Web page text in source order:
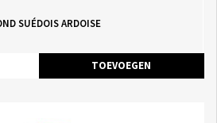
SUÉDOIS ARDOISE
TOEVOEGEN